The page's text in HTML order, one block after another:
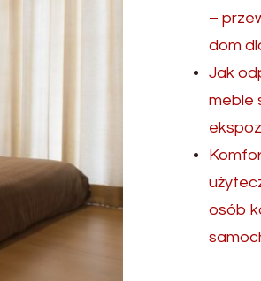
–
dom
Jak
meble
osób